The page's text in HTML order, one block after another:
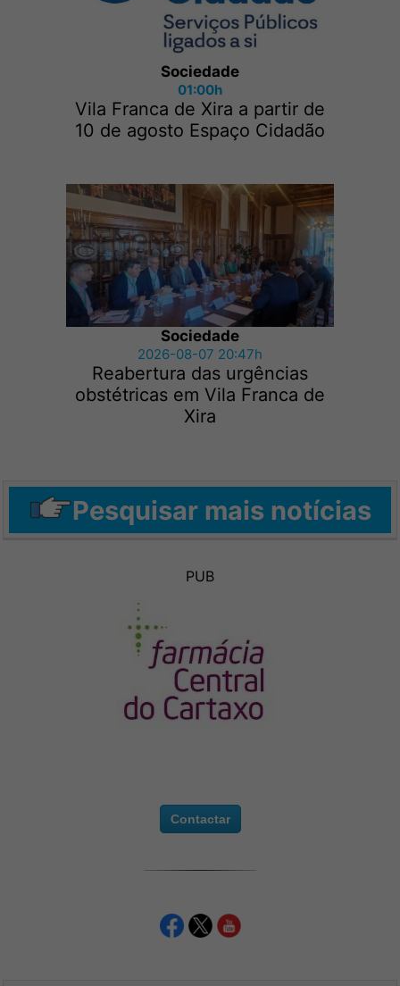
Sociedade
01:00h
Vila Franca de Xira a partir de
10 de agosto Espaço Cidadão
Sociedade
2026-08-07 20:47h
Reabertura das urgências
obstétricas em Vila Franca de
Xira
Pesquisar mais notícias
PUB
Contactar